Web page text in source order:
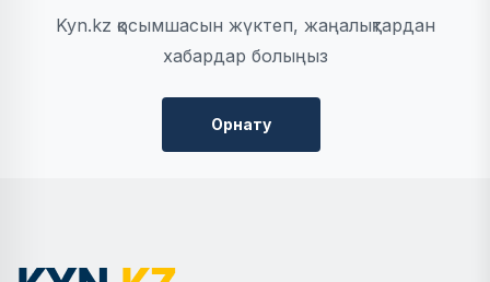
Kyn.kz қосымшасын жүктеп, жаңалықтардан
хабардар болыңыз
Орнату